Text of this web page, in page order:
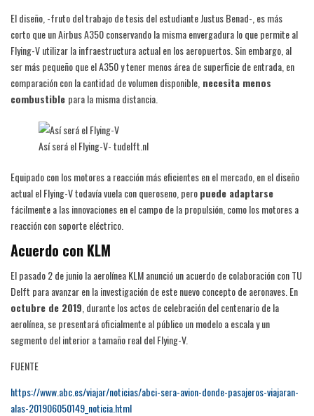
El diseño, -fruto del trabajo de tesis del estudiante Justus Benad-, es más
corto que un Airbus A350 conservando la misma envergadura lo que permite al
Flying-V utilizar la infraestructura actual en los aeropuertos. Sin embargo, al
ser más pequeño que el A350 y tener menos área de superficie de entrada, en
comparación con la cantidad de volumen disponible, necesita menos
combustible para la misma distancia.
Así será el Flying-V- tudelft.nl
Equipado con los motores a reacción más eficientes en el mercado, en el diseño
actual el Flying-V todavía vuela con queroseno, peropuede adaptarse
fácilmente a las innovaciones en el campo de la propulsión, como los motores a
reacción con soporte eléctrico.
Acuerdo con KLM
El pasado 2 de junio la aerolínea KLM anunció un acuerdo de colaboración con TU
Delft para avanzar en la investigación de este nuevo concepto de aeronaves. En
octubre de 2019 , durante los actos de celebración del centenario de la
aerolínea, se presentará oficialmente al público un modelo a escala y un
segmento del interior a tamaño real del Flying-V.
FUENTE
https://www.abc.es/viajar/noticias/abci-sera-avion-donde-pasajeros-viajaran-
alas-201906050149_noticia.html